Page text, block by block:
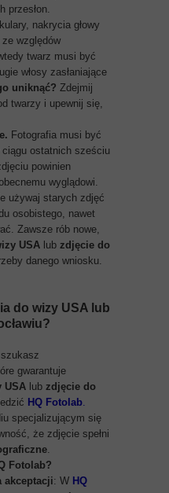
przesłon.
nakrycia głowy
względów
twarz musi być
włosy zasłaniające
uniknąć? Zdejmij
twarzy i upewnij się,
Fotografia musi być
ostatnich sześciu
powinien
wyglądowi.
używaj starych zdjęć
osobistego, nawet
Zawsze rób nowe,
USA lub zdjęcie do
danego wniosku.
do wizy USA lub
gwarantuje
USA lub zdjęcie do
HQ Fotolab.
specjalizującym się
że zdjęcie spełni
.
Fotolab?
akceptacji: W HQ